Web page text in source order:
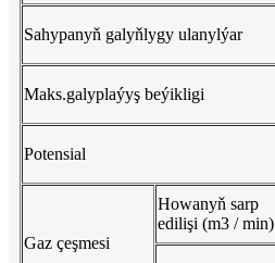
Sahypanyň galyňlygy ulanylýar
Maks.galyplaýyş beýikligi
Potensial
Gaz çeşmesi
Howanyň sarp
edilişi (m3 / min)